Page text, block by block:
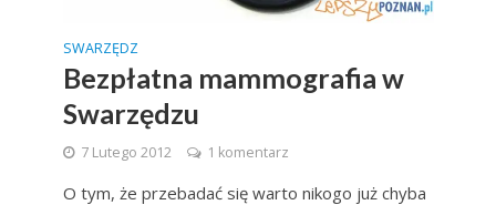
SWARZĘDZ
Bezpłatna mammografia w
Swarzędzu
7 Lutego 2012 1 komentarz
O tym, że przebadać się warto nikogo już chyba